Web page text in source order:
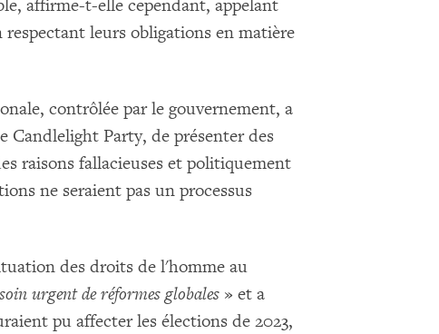
affirme-t-elle cependant, appelant
leurs obligations en matière
contrôlée par le gouvernement, a
Party, de présenter des
raisons fallacieuses et politiquement
ne seraient pas un processus
des droits de l'homme au
urgent de réformes globales » et a
pu affecter les élections de 2023,